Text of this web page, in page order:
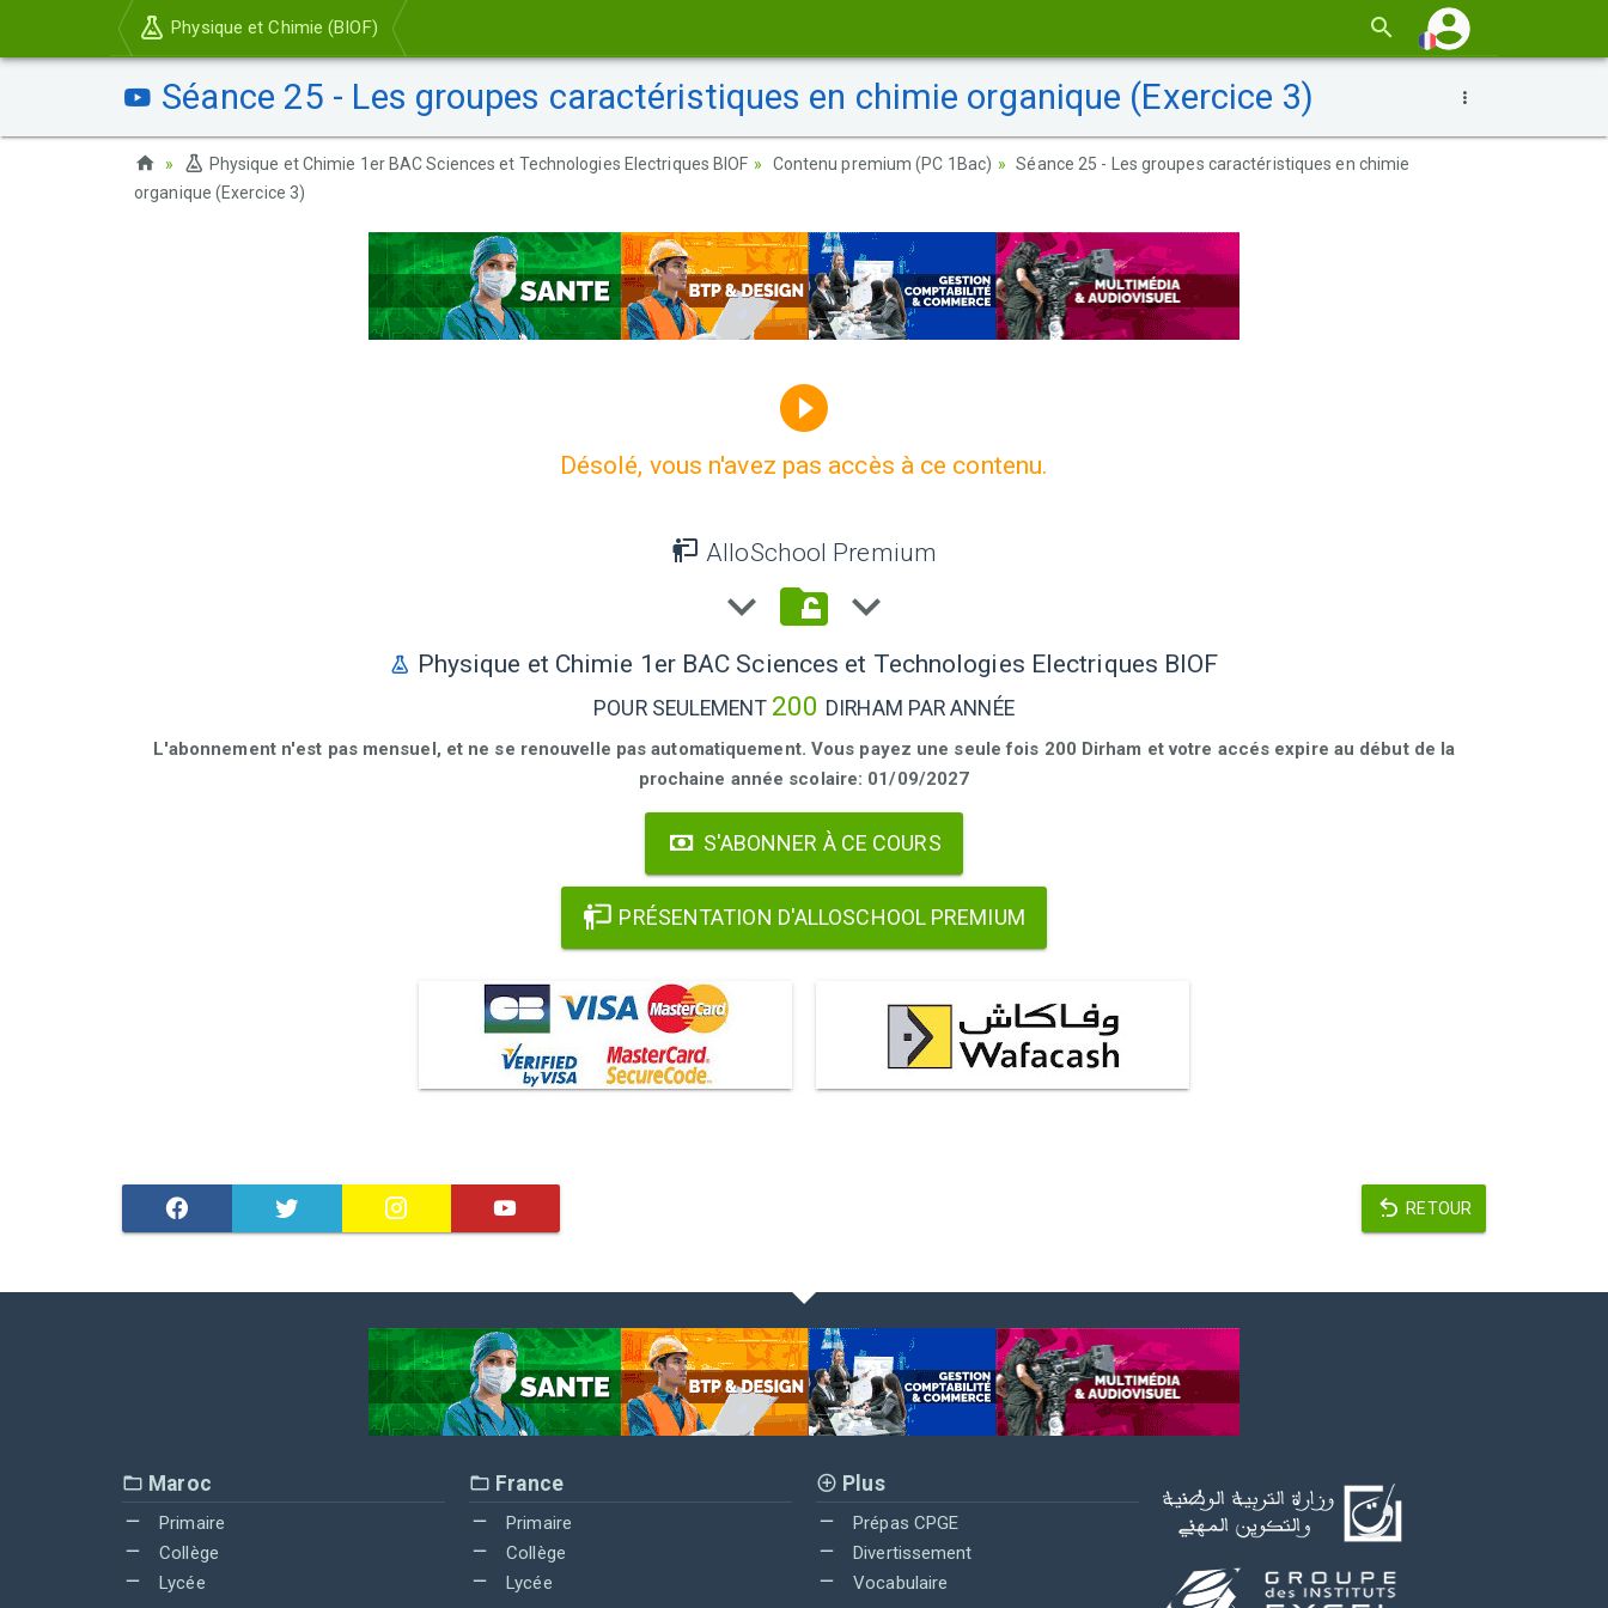
Physique et Chimie (BIOF)
Séance 25 - Les groupes caractéristiques en chimie organique (Exercice 3)
Physique et Chimie 1er BAC Sciences et Technologies Electriques BIOF Contenu premium (PC 1Bac)
Séance 25 - Les groupes caractéristiques en chimie
organique (Exercice 3)
Désolé, vous n'avez pas accès à ce contenu.
AlloSchool Premium
Physique et Chimie 1er BAC Sciences et Technologies Electriques BIOF
POUR SEULEMENT 200 DIRHAM PAR ANNÉE
L'abonnement n'est pas mensuel, et ne se renouvelle pas automatiquement. Vous payez une seule fois 200 Dirham et votre accés expire au début de la
prochaine année scolaire: 01/09/2027
S'ABONNER À CE COURS
PRÉSENTATION D'ALLOSCHOOL PREMIUM
RETOUR
Maroc
Primaire
Collège
Lycée
France
Primaire
Collège
Lycée
Plus
Prépas CPGE
Divertissement
Vocabulaire